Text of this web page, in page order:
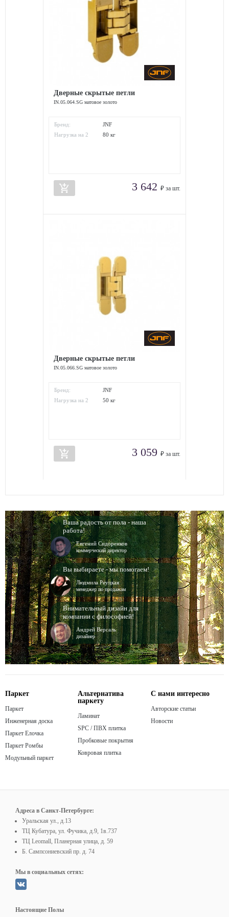
Дверные скрытые петли
IN.05.064.SG матовое золото
Бренд:
JNF
Нагрузка на 2
80 кг
add_shopping_cart 3 642 ₽ за шт.
Дверные скрытые петли
IN.05.066.SG матовое золото
Бренд:
JNF
Нагрузка на 2
50 кг
add_shopping_cart 3 059 ₽ за шт.
Ваша радость от пола - наша
работа!
Евгений Сидоренков
коммерческий директор
Вы выбираете - мы помогаем!
Людмила Реуцкая
менеджер по продажам
Внимательный дизайн для
компании с философией!
Андрей Версаль
дизайнер
Паркет
Паркет
Инженерная доска
Паркет Елочка
Паркет Ромбы
Модульный паркет
Альтернатива
паркету
Ламинат
SPC / ПВХ плитка
Пробковые покрытия
Ковровая плитка
С нами интересно
Авторские статьи
Новости
Адреса в Санкт-Петербурге:
Уральская ул., д.13
ТЦ Кубатура, ул. Фучика, д.9, 1в.737
ТЦ Leomall, Планерная улица, д. 59
Б. Сампсониевский пр. д. 74
Мы в социальных сетях:
Настоящие Полы